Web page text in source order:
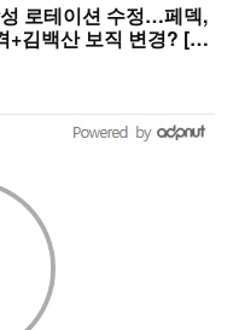
로테이션 수정…페덱,
+김백산 보직 변경? [오!